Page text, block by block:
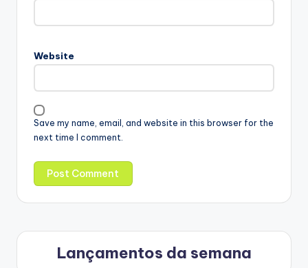
Website
Save my name, email, and website in this browser for the
next time I comment.
Lançamentos da semana